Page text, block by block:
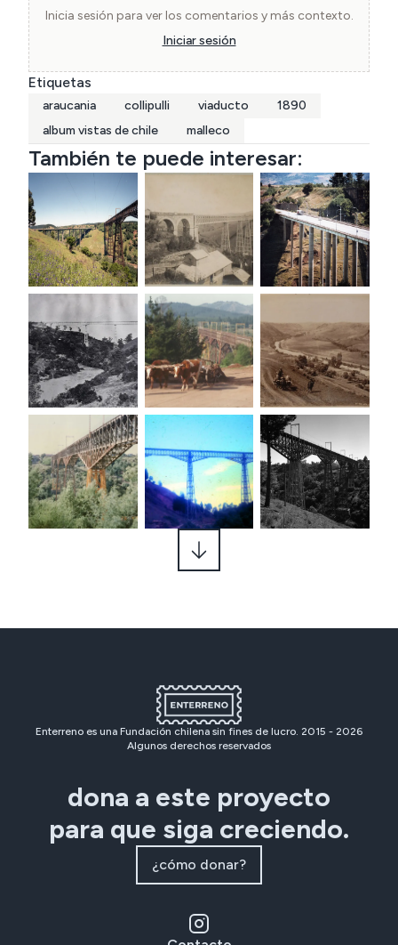
Inicia sesión para ver los comentarios y más contexto.
Iniciar sesión
Etiquetas
araucania collipulli viaducto
1890
album vistas de chile
malleco
También te puede interesar:
Enterreno es una Fundación chilena sin fines de lucro. 2015 - 2026
Algunos derechos reservados
dona a este proyecto
para que siga creciendo.
¿cómo donar?